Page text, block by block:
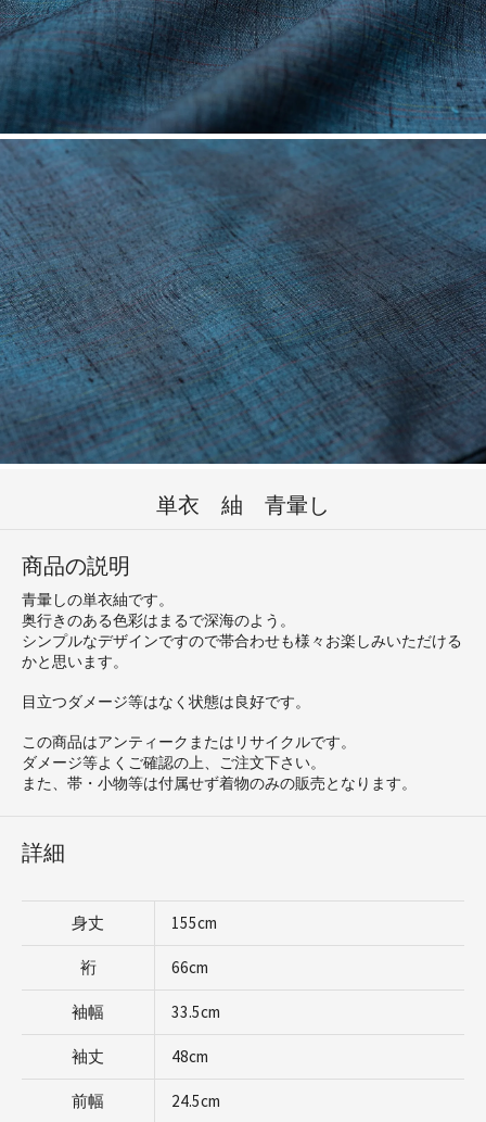
単衣 紬 青暈し
商品の説明
青暈しの単衣紬です。
奥行きのある色彩はまるで深海のよう。
シンプルなデザインですので帯合わせも様々お楽しみいただける
かと思います。
目立つダメージ等はなく状態は良好です。
この商品はアンティークまたはリサイクルです。
ダメージ等よくご確認の上、ご注文下さい。
また、帯・小物等は付属せず着物のみの販売となります。
詳細
身丈 155cm
裄 66cm
袖幅 33.5cm
袖丈 48cm
前幅 24.5cm